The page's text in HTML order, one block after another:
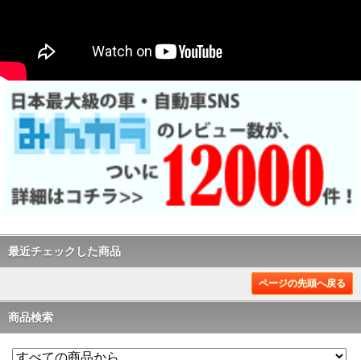
最近チェックした商品
ページの先頭へ戻る
商品検索